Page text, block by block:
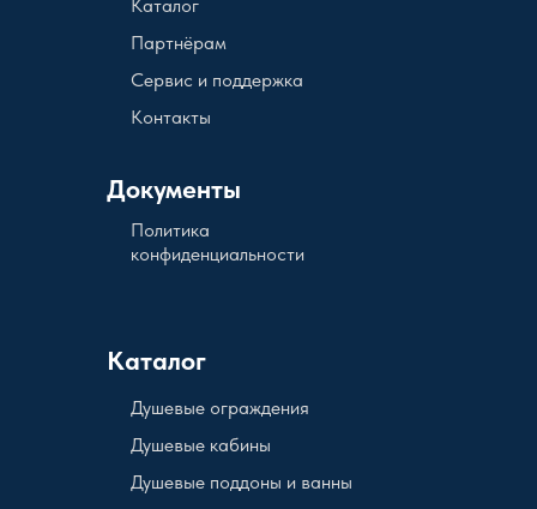
Документы
Каталог
Политика
конфиденциальности
Партнёрам
Сервис и поддержка
Контакты
Каталог
Душевые кабины
Душевые поддоны и ванны
Душевые ограждения